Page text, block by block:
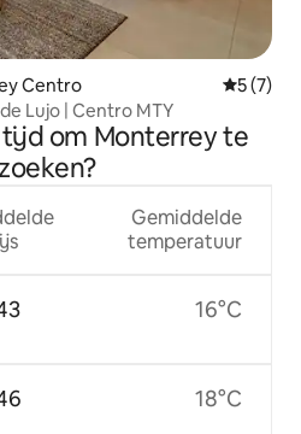
Centro
5 (7)
Lujo | Centro MTY
om Monterrey te
Gemiddelde
temperatuur
16°C
18°C